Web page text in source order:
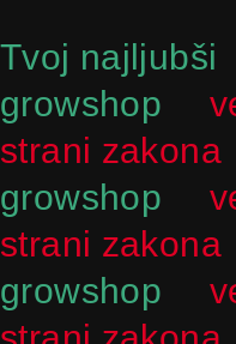
to
content
Tvoj najljubši
growshop
strani zakona
growshop
strani zakona
growshop